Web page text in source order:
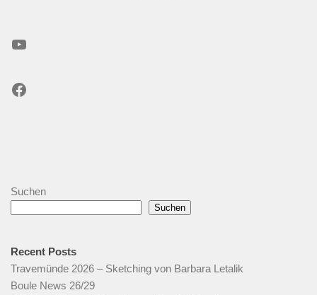
YouTube
Facebook
Suchen
Suchen
Recent Posts
Travemünde 2026 – Sketching von Barbara Letalik
Boule News 26/29